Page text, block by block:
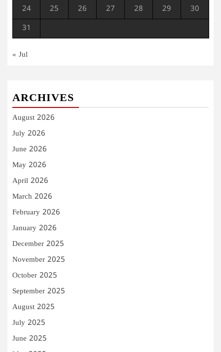
24 25 26 27 28 29 30
31
« Jul
ARCHIVES
August 2026
July 2026
June 2026
May 2026
April 2026
March 2026
February 2026
January 2026
December 2025
November 2025
October 2025
September 2025
August 2025
July 2025
June 2025